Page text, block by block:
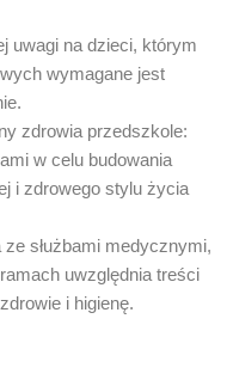
uwagi na dzieci, którym
wymagane jest
zdrowia przedszkole:
w celu budowania
i zdrowego stylu życia
służbami medycznymi,
uwzględnia treści
i higienę.